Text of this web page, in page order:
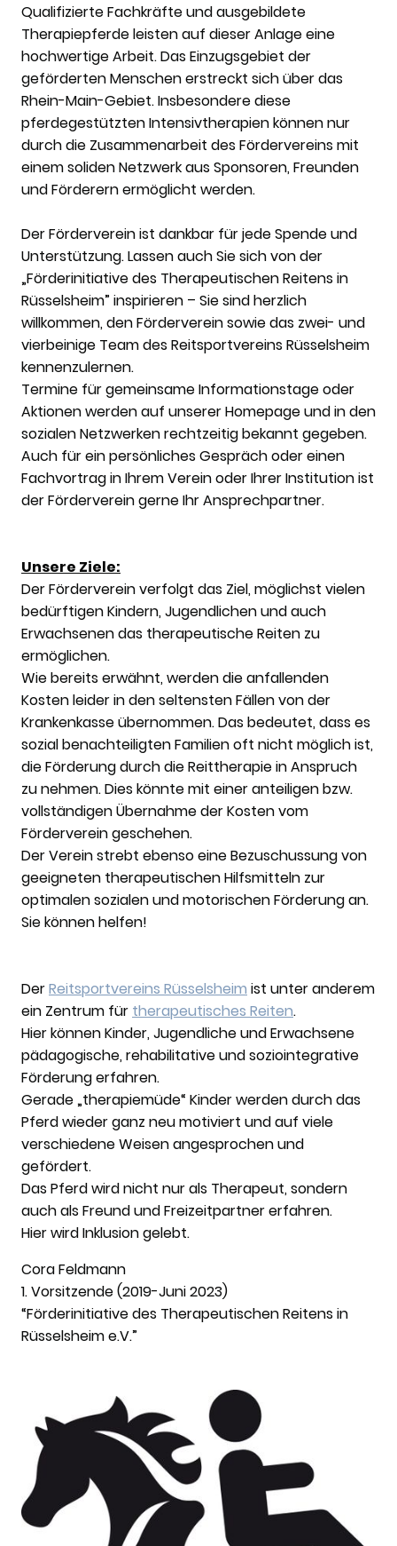
Qualifizierte Fachkräfte und ausgebildete
Therapiepferde leisten auf dieser Anlage eine
hochwertige Arbeit. Das Einzugsgebiet der
geförderten Menschen erstreckt sich über das
Rhein-Main-Gebiet. Insbesondere diese
pferdegestützten Intensivtherapien können nur
durch die Zusammenarbeit des Fördervereins mit
einem soliden Netzwerk aus Sponsoren, Freunden
und Förderern ermöglicht werden.
Der Förderverein ist dankbar für jede Spende und
Unterstützung. Lassen auch Sie sich von der
„Förderinitiative des Therapeutischen Reitens in
Rüsselsheim” inspirieren – Sie sind herzlich
willkommen, den Förderverein sowie das zwei- und
vierbeinige Team des Reitsportvereins Rüsselsheim
kennenzulernen.
Termine für gemeinsame Informationstage oder
Aktionen werden auf unserer Homepage und in den
sozialen Netzwerken rechtzeitig bekannt gegeben.
Auch für ein persönliches Gespräch oder einen
Fachvortrag in Ihrem Verein oder Ihrer Institution ist
der Förderverein gerne Ihr Ansprechpartner.
Unsere Ziele:
Der Förderverein verfolgt das Ziel, möglichst vielen
bedürftigen Kindern, Jugendlichen und auch
Erwachsenen das therapeutische Reiten zu
ermöglichen.
Wie bereits erwähnt, werden die anfallenden
Kosten leider in den seltensten Fällen von der
Krankenkasse übernommen. Das bedeutet, dass es
sozial benachteiligten Familien oft nicht möglich ist,
die Förderung durch die Reittherapie in Anspruch
zu nehmen. Dies könnte mit einer anteiligen bzw.
vollständigen Übernahme der Kosten vom
Förderverein geschehen.
Der Verein strebt ebenso eine Bezuschussung von
geeigneten therapeutischen Hilfsmitteln zur
optimalen sozialen und motorischen Förderung an.
Sie können helfen!
DerReitsportvereins Rüsselsheim ist unter anderem
ein Zentrum für therapeutisches Reiten.
Hier können Kinder, Jugendliche und Erwachsene
pädagogische, rehabilitative und soziointegrative
Förderung erfahren.
Gerade „therapiemüde“ Kinder werden durch das
Pferd wieder ganz neu motiviert und auf viele
verschiedene Weisen angesprochen und
gefördert.
Das Pferd wird nicht nur als Therapeut, sondern
auch als Freund und Freizeitpartner erfahren.
Hier wird Inklusion gelebt.
Cora Feldmann
1. Vorsitzende (2019-Juni 2023)
“Förderinitiative des Therapeutischen Reitens in
Rüsselsheim e.V.”